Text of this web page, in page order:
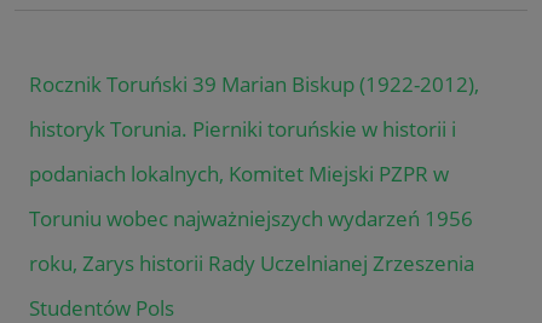
Rocznik Toruński 39 Marian Biskup (1922-2012),
historyk Torunia. Pierniki toruńskie w historii i
podaniach lokalnych, Komitet Miejski PZPR w
Toruniu wobec najważniejszych wydarzeń 1956
roku, Zarys historii Rady Uczelnianej Zrzeszenia
Studentów Pols